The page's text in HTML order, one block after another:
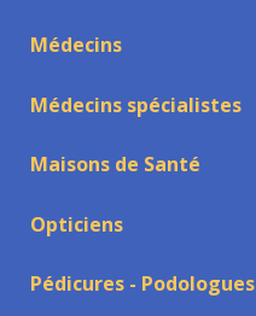
Médecins
Médecins spécialistes
Maisons de Santé
Opticiens
Pédicures - Podologues